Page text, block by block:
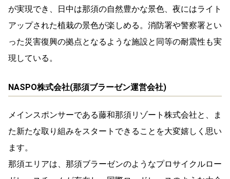
が実現でき、日中は那須の自然豊かな景色、夜にはライト
アップされた植栽の景色が楽しめる。消防署や警察署とい
った災害復興の拠点となるような施設と同等の耐震性も実
現している。
NASPO株式会社(那須ブラーゼン運営会社)
メインスポンサーである藤和那須リゾート株式会社と、ま
た新たな取り組みをスタートできることを大変嬉しく思い
ます。
那須エリアは、那須ブラーゼンのようなプロサイクルロー